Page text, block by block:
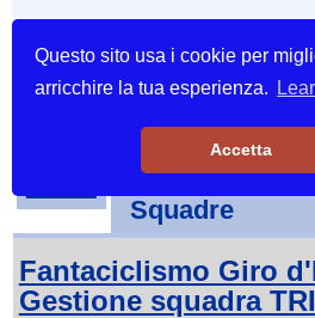
Questo sito usa i cookie per
arricchire la tua esperienza.
Accetta
Tornei-
Squadre
Fantaciclismo Giro
Gestione squadra